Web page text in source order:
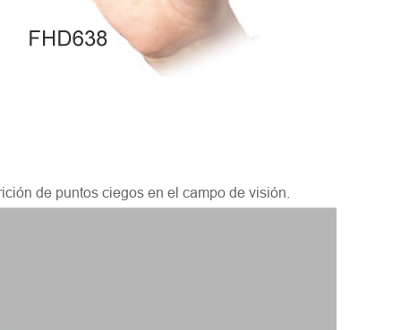
de puntos ciegos en el campo de visión.